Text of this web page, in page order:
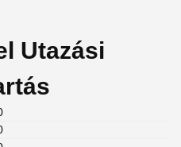
Utazási